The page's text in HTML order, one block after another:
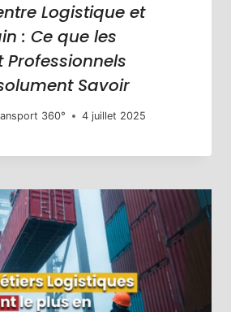
Logistique et
: Ce que les
Professionnels
Savoir
360° 4 juillet 2025